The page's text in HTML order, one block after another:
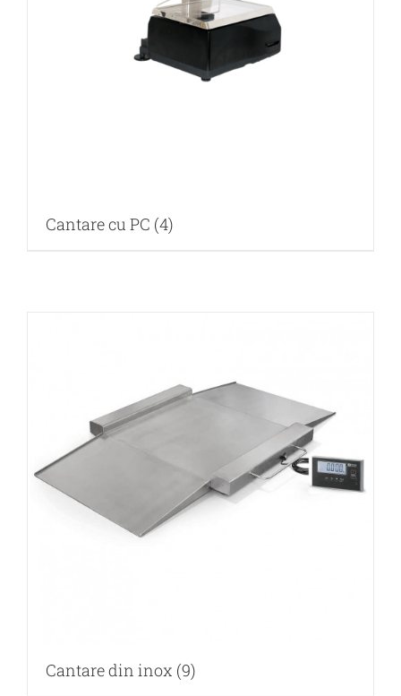
Cantare cu PC (4)
Cantare din inox (9)